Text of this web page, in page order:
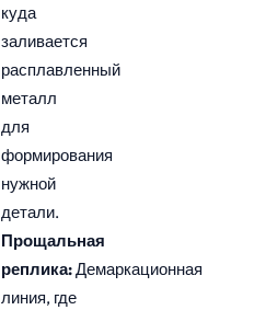
куда
заливается
расплавленный
металл
для
формирования
нужной
детали.
Прощальная
реплика:Демаркационная
линия, где